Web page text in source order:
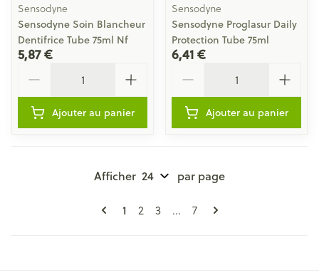
Sensodyne
Sensodyne Soin Blancheur
Dentifrice Tube 75ml Nf
5,87 €
Ajouter au panier
Sensodyne
Sensodyne Proglasur Daily
Protection Tube 75ml
6,41 €
Ajouter au panier
Pages
Vous lisez actuellement la page
1 Page
2 Page
3 ... Page
7
Afficher par page